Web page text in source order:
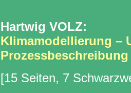
Hartwig VOLZ:
Klimamodellierung –
[15 Seiten, 7